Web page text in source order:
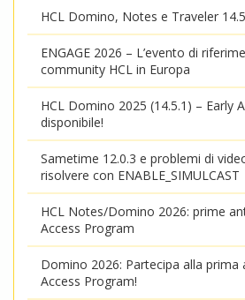
HCL Domino, Notes e Traveler
ENGAGE 2026 – L’evento di
community HCL in Europa
HCL Domino 2025 (14.5.1) – Early
disponibile!
Sametime 12.0.3 e problemi di
risolvere con ENABLE_SIMULCAST
HCL Notes/Domino 2026: prime
Access Program
Domino 2026: Partecipa alla prima
Access Program!